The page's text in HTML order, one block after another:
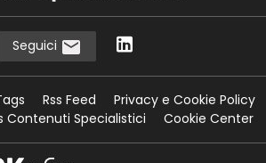
Seguici
Rss Feed
Privacy e Cookie Policy
Contenuti Specialistici
Cookie Center